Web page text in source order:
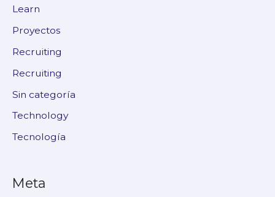
Learn
Proyectos
Recruiting
Recruiting
Sin categoría
Technology
Tecnología
Meta